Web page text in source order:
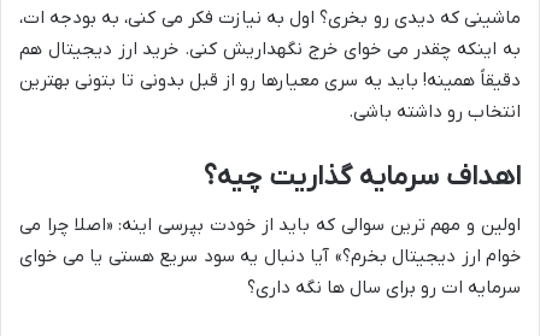
ماشینی که دیدی رو بخری؟ اول به نیازت فکر می کنی، به بودجه ات،
به اینکه چقدر می خوای خرج نگهداریش کنی. خرید ارز دیجیتال هم
دقیقاً همینه! باید یه سری معیارها رو از قبل بدونی تا بتونی بهترین
انتخاب رو داشته باشی.
اهداف سرمایه گذاریت چیه؟
اولین و مهم ترین سوالی که باید از خودت بپرسی اینه: «اصلا چرا می
خوام ارز دیجیتال بخرم؟» آیا دنبال یه سود سریع هستی یا می خوای
سرمایه ات رو برای سال ها نگه داری؟